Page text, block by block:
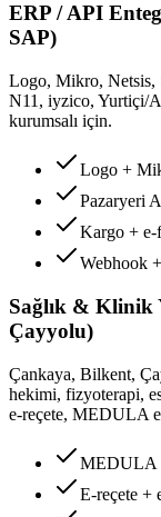
ERP / API
SAP)
Logo, Mikro, Netsis,
N11, iyzico, Yurtiçi/
kurumsalı için.
Logo +
Pazaryeri
Kargo + e-
Webhook
Sağlık & Klinik
Çayyolu)
Çankaya, Bilkent,
hekimi, fizyoterapi,
e-reçete, MEDULA
MEDULA
E-reçete +